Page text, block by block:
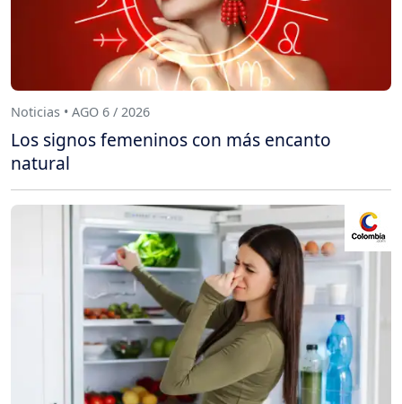
Noticias • AGO 6 / 2026
Los signos femeninos con más encanto
natural